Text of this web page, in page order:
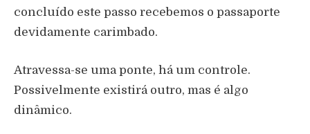
concluído este passo recebemos o passaporte
devidamente carimbado.
Atravessa-se uma ponte, há um controle.
Possivelmente existirá outro, mas é algo
dinâmico.